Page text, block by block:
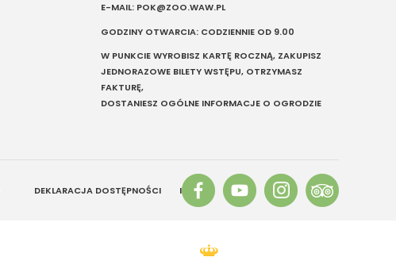
E-MAIL: POK@ZOO.WAW.PL
GODZINY OTWARCIA: CODZIENNIE OD 9.00
W PUNKCIE WYROBISZ KARTĘ ROCZNĄ, ZAKUPISZ
JEDNORAZOWE BILETY WSTĘPU, OTRZYMASZ
FAKTURĘ,
DOSTANIESZ OGÓLNE INFORMACJE O OGRODZIE
DEKLARACJA DOSTĘPNOŚCI INFO